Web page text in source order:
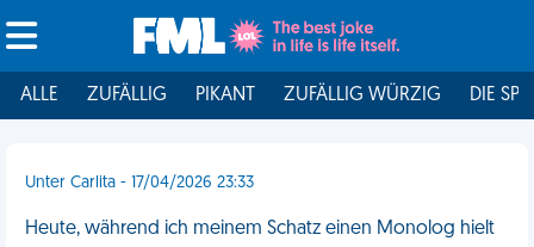
ALLE ZUFÄLLIG PIKANT ZUFÄLLIG WÜRZIG DIE
Unter Carlita - 17/04/2026 23:33
Heute, während ich meinem Schatz einen Monolog hielt